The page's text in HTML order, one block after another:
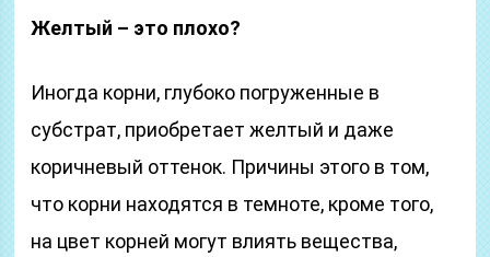
Желтый – это плохо?
Иногда корни, глубоко погруженные в
субстрат, приобретает желтый и даже
коричневый оттенок. Причины этого в том,
что корни находятся в темноте, кроме того,
на цвет корней могут влиять вещества,